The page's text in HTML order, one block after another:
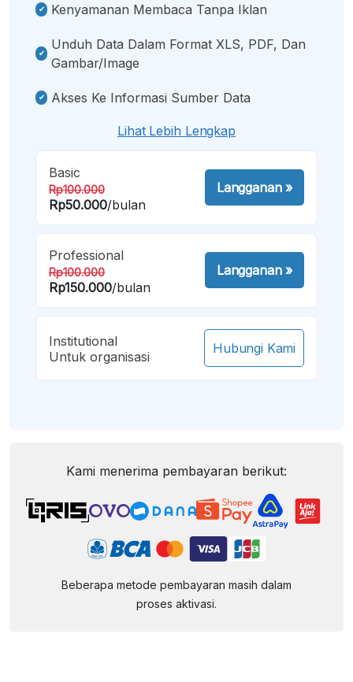
Kenyamanan Membaca Tanpa Iklan
Unduh Data Dalam Format XLS, PDF, Dan
Gambar/image
Akses Ke Informasi Sumber Data
Lihat Lebih Lengkap
Basic
Rp100.000
Rp50.000/bulan
Langganan»
Professional
Rp100.000
Rp150.000/bulan
Langganan»
Institutional
Untuk organisasi
Hubungi Kami
Kami menerima pembayaran berikut:
Beberapa metode pembayaran masih dalam
proses aktivasi.